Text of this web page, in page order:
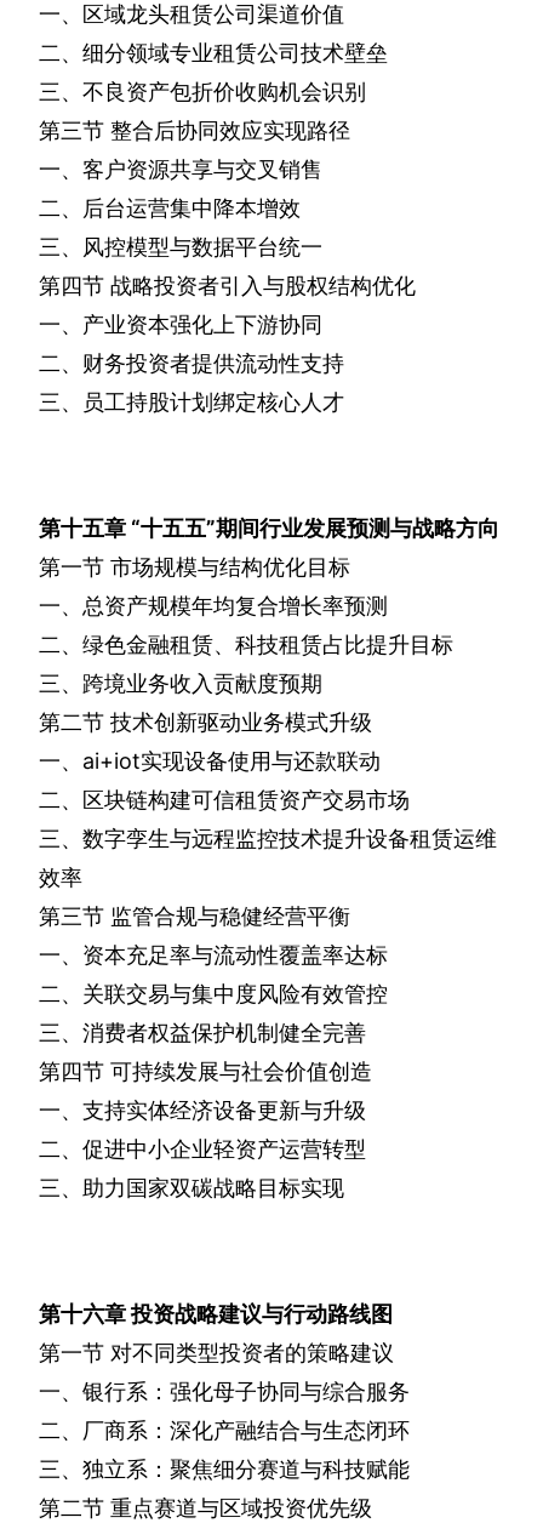
一、区域龙头租赁公司渠道价值
二、细分领域专业租赁公司技术壁垒
三、不良资产包折价收购机会识别
第三节 整合后协同效应实现路径
一、客户资源共享与交叉销售
二、后台运营集中降本增效
三、风控模型与数据平台统一
第四节 战略投资者引入与股权结构优化
一、产业资本强化上下游协同
二、财务投资者提供流动性支持
三、员工持股计划绑定核心人才
第十五章 “十五五”期间行业发展预测与战略方向
第一节 市场规模与结构优化目标
一、总资产规模年均复合增长率预测
二、绿色金融租赁、科技租赁占比提升目标
三、跨境业务收入贡献度预期
第二节 技术创新驱动业务模式升级
一、 ai+iot实现设备使用与还款联动
二、区块链构建可信租赁资产交易市场
三、数字孪生与远程监控技术提升设备租赁运维
效率
第三节 监管合规与稳健经营平衡
一、资本充足率与流动性覆盖率达标
二、关联交易与集中度风险有效管控
三、消费者权益保护机制健全完善
第四节 可持续发展与社会价值创造
一、支持实体经济设备更新与升级
二、促进中小企业轻资产运营转型
三、助力国家双碳战略目标实现
第十六章投资战略建议与行动路线图
第一节 对不同类型投资者的策略建议
一、银行系：强化母子协同与综合服务
二、厂商系：深化产融结合与生态闭环
三、独立系：聚焦细分赛道与科技赋能
第二节 重点赛道与区域投资优先级